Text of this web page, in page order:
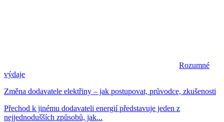
Rozumné
výdaje
Změna dodavatele elektřiny – jak postupovat, průvodce, zkušenosti
Přechod k jinému dodavateli energií představuje jeden z
nejjednodušších způsobů, jak...